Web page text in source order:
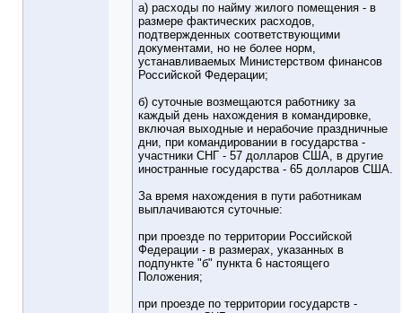
а) расходы по найму жилого помещения - в
размере фактических расходов,
подтвержденных соответствующими
документами, но не более норм,
устанавливаемых Министерством финансов
Российской Федерации;
б) суточные возмещаются работнику за
каждый день нахождения в командировке,
включая выходные и нерабочие праздничные
дни, при командировании в государства -
участники СНГ - 57 долларов США, в другие
иностранные государства - 65 долларов США.
За время нахождения в пути работникам
выплачиваются суточные:
при проезде по территории Российской
Федерации - в размерах, указанных в
подпункте "б" пункта 6 настоящего
Положения;
при проезде по территории государств -